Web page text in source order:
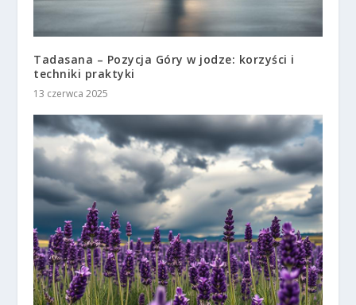
Tadasana – Pozycja Góry w jodze: korzyści i
techniki praktyki
13 czerwca 2025